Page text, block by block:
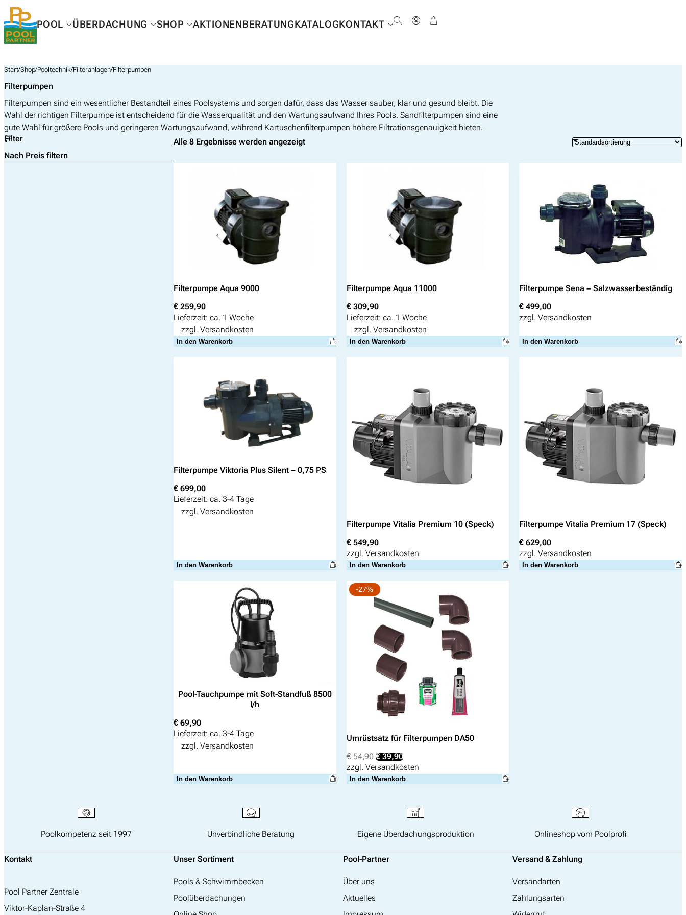
Zum
Inhalt
springen
POOL ÜBERDACHUNG SHOP AKTIONENBERATUNGKATALOGKONTAKT
Start/Shop/Pooltechnik/Filteranlagen/Filterpumpen
Filterpumpen
Filterpumpen sind ein wesentlicher Bestandteil eines Poolsystems und sorgen dafür, dass das Wasser sauber, klar und gesund bleibt. Die
Wahl der richtigen Filterpumpe ist entscheidend für die Wasserqualität und den Wartungsaufwand Ihres Pools. Sandfilterpumpen sind eine
gute Wahl für größere Pools und geringeren Wartungsaufwand, während Kartuschenfilterpumpen höhere Filtrationsgenauigkeit bieten.
Filter
Alle 8 Ergebnisse werden angezeigt
Nach Preis filtern
Filterpumpe Aqua 9000
€259,90
Lieferzeit: ca. 1 Woche
zzgl. Versandkosten
In den Warenkorb
Filterpumpe Aqua 11000
€309,90
Lieferzeit: ca. 1 Woche
zzgl. Versandkosten
In den Warenkorb
Filterpumpe Sena – Salzwasserbeständig
€ 499,00
zzgl.Versandkosten
In den Warenkorb
Filterpumpe Viktoria Plus Silent – 0,75 PS
€699,00
Lieferzeit: ca. 3-4 Tage
zzgl. Versandkosten
In den Warenkorb
Filterpumpe Vitalia Premium 10 (Speck)
€549,90
zzgl. Versandkosten
In den Warenkorb
Filterpumpe Vitalia Premium 17 (Speck)
€ 629,00
zzgl.Versandkosten
In den Warenkorb
Pool-Tauchpumpe mit Soft-Standfuß 8500
l/h
€69,90
Lieferzeit: ca. 3-4 Tage
zzgl. Versandkosten
In den Warenkorb
-27%
Umrüstsatz für Filterpumpen DA50
€54,90 Ursprünglicher
Preis
war:
€39,90Aktueller
Preis
ist:
zzgl. Versandkosten
In den Warenkorb
Poolkompetenz seit 1997 Unverbindliche Beratung Eigene Überdachungsproduktion Onlineshop vom Poolprofi
Kontakt
Pool Partner Zentrale
Viktor-Kaplan-Straße 4
Unser Sortiment
Pools & Schwimmbecken
Poolüberdachungen
Pool-Partner
Über uns
Aktuelles
Versand & Zahlung
Versandarten
Zahlungsarten